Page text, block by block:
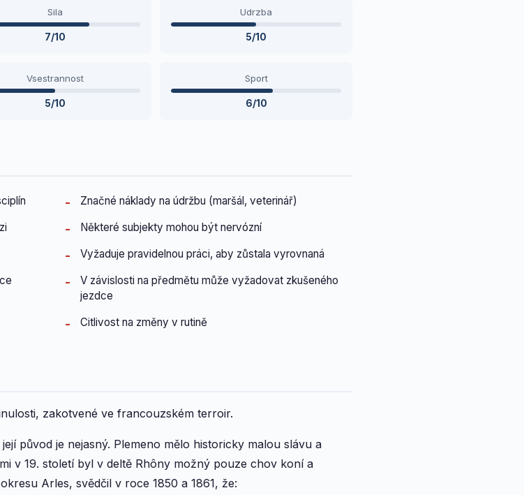
Sila
7/10
Udrzba
5/10
Vsestrannost
5/10
Sport
6/10
Značné náklady na údržbu (maršál, veterinář)
Některé subjekty mohou být nervózní
Vyžaduje pravidelnou práci, aby zůstala vyrovnaná
V závislosti na předmětu může vyžadovat zkušeného
jezdce
Citlivost na změny v rutině
zakotvené ve francouzském terroir.
původ je nejasný. Plemeno mělo historicky malou slávu a
v 19. století byl v deltě Rhôny možný pouze chov koní a
Arles, svědčil v roce 1850 a 1861, že: